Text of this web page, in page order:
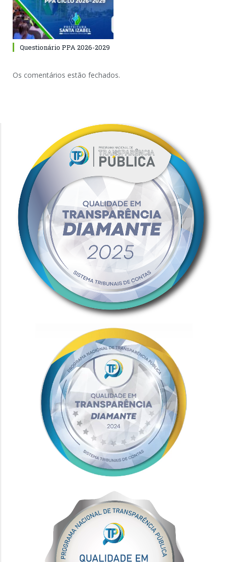
Questionário PPA 2026-2029
Os comentários estão fechados.